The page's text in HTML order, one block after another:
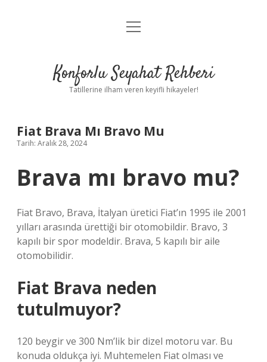
Anasayfa
Yasal Uyarı
menüyü
Konforlu Seyahat Rehberi
Tatillerine ilham veren keyifli hikayeler!
Fiat Brava Mı Bravo Mu
Tarih: Aralık 28, 2024
Brava mı bravo mu?
Fiat Bravo, Brava, İtalyan üretici Fiat’ın 1995 ile 2001
yılları arasında ürettiği bir otomobildir. Bravo, 3
kapılı bir spor modeldir. Brava, 5 kapılı bir aile
otomobilidir.
Fiat Brava neden
tutulmuyor?
120 beygir ve 300 Nm’lik bir dizel motoru var. Bu
konuda oldukça iyi. Muhtemelen Fiat olması ve